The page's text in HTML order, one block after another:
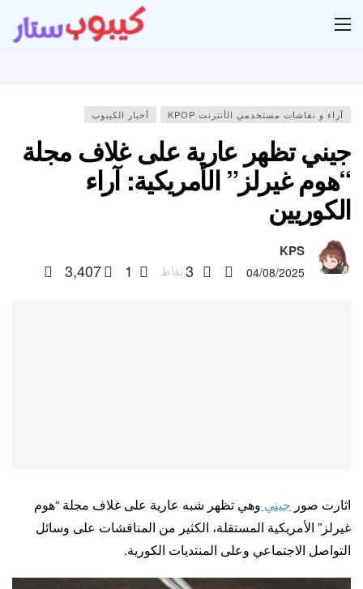
آراء و نقاشات مستخدمي الأنترنت KPOP أخبار الكيبوب
جيني تظهر عارية على غلاف مجلة
“هوم غيرلز” الأمريكية: آراء
الكوريين
KPS
04/08/2025
3 نقاط 1
3,407
اثارت صور جيني وهي تظهر شبه عارية على غلاف مجلة “هوم
غيرلز” الأمريكية المستقلة، الكثير من المناقشات على وسائل
التواصل الاجتماعي وعلى المنتديات الكورية.